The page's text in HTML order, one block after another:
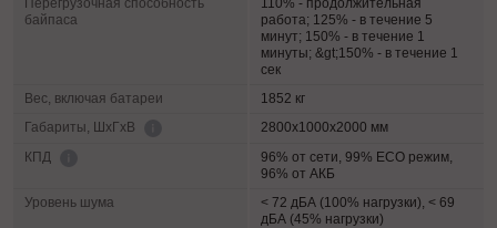
Перегрузочная способность
байпаса
110% - продолжительная
работа; 125% - в течение 5
минут; 150% - в течение 1
минуты; &gt;150% - в течение 1
сек
Вес, включая батареи
1852 кг
Габариты, ШхГхВ
2800х1000х2000 мм
КПД
96% от сети, 99% ECO режим,
96% от АКБ
Уровень шума
< 72 дБА (100% нагрузки), < 69
дБА (45% нагрузки)